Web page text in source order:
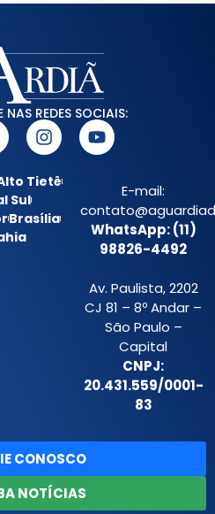
NAS REDES SOCIAIS:
Tietê
Sul
Brasília
E-mail:
WhatsApp: (11)
98826-4492
Av. Paulista, 2202
CJ 81 – 8º Andar –
São Paulo –
Capital
CNPJ:
20.431.559/0001-
83
CONOSCO
NOTÍCIAS